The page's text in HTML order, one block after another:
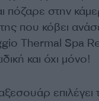
πόζαρε στην
που κόβει
Thermal Spa
και όχι μόνο!
επιλέγει